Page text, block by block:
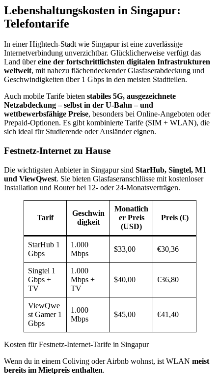
Lebenshaltungskosten in Singapur:
Telefontarife
In einer Hightech-Stadt wie Singapur ist eine zuverlässige
Internetverbindung unverzichtbar. Glücklicherweise verfügt das
Land übereine der fortschrittlichsten digitalen Infrastrukturen
weltweit, mit nahezu flächendeckender Glasfaserabdeckung und
Geschwindigkeiten über 1 Gbps in den meisten Stadtteilen.
Auch mobile Tarife bieten stabiles 5G, ausgezeichnete
Netzabdeckung – selbst in der U-Bahn – und
wettbewerbsfähige Preise, besonders bei Online-Angeboten oder
Prepaid-Optionen. Es gibt kombinierte Tarife (SIM + WLAN), die
sich ideal für Studierende oder Ausländer eignen.
Festnetz-Internet zu Hause
Die wichtigsten Anbieter in Singapur sind StarHub, Singtel, M1
und ViewQwest. Sie bieten Glasfaseranschlüsse mit kostenloser
Installation und Router bei 12- oder 24-Monatsverträgen.
Tarif
Geschwin
digkeit
Monatlich
er Preis
(USD)
Preis (€)
StarHub 1
Gbps
1.000
Mbps
$33,00 €30,36
Singtel 1
Gbps +
TV
1.000
Mbps +
TV
$40,00 €36,80
ViewQwe
st Gamer 1
Gbps
1.000
Mbps
$45,00 €41,40
Kosten für Festnetz-Internet-Tarife in Singapur
Wenn du in einem Coliving oder Airbnb wohnst, ist WLAN meist
bereits im Mietpreis enthalten.